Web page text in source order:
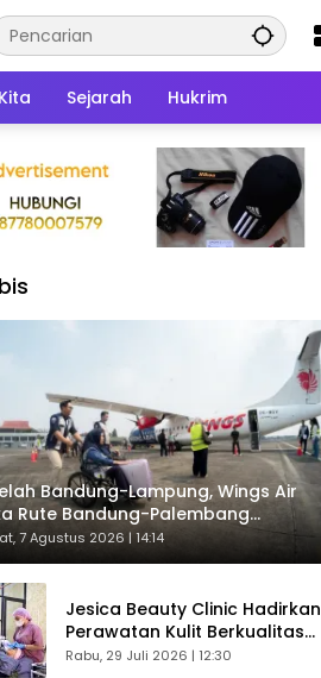
Sejarah Hukrim
Bandung-Lampung, Wings Air
Rute Bandung-Palembang
Langsung Penumpang
7 Agustus 2026 | 14:14
Jesica Beauty Clinic Hadirkan
Perawatan Kulit Berkualitas
Plus Konsultasi Gratis
Rabu, 29 Juli 2026 | 12:30